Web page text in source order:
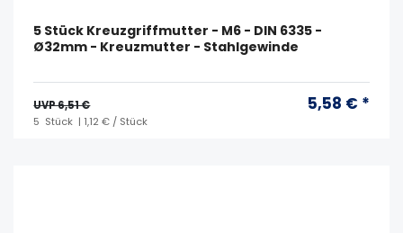
5 Stück Kreuzgriffmutter - M6 - DIN 6335 -
Ø32mm - Kreuzmutter - Stahlgewinde
UVP 6,51 € 5,58 € *
5 Stück | 1,12 € / Stück